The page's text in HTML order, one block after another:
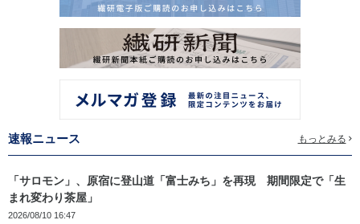
速報ニュース もっとみる
「サロモン」、原宿に登山道「富士みち」を再現 期間限定で「生
まれ変わり茶屋」
2026/08/10 16:47